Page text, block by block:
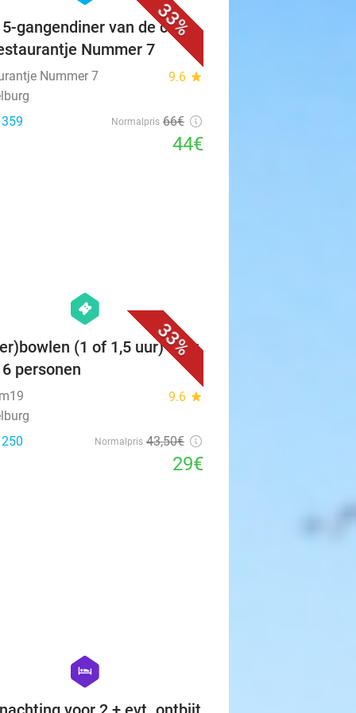
33%
gangendiner van de chef
Nummer 7
Nummer 7 9.6 star
Normalpris 66€
44€
33%
hexagon
events
(1 of 1,5 uur) voor
personen
9.6 star
Normalpris 43,50€
29€
hexagon
hotel